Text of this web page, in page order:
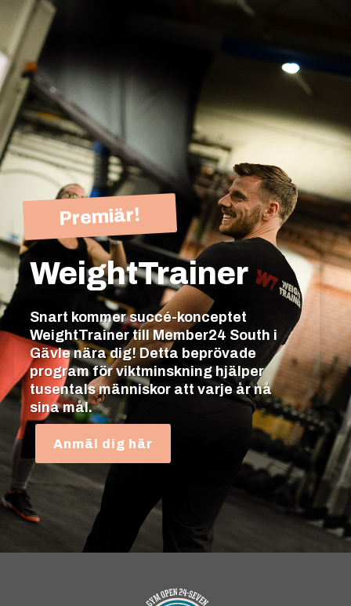
Premiär!
WeightTrainer
Snart kommer succé-konceptet
WeightTrainer till Member24 South i
Gävle nära dig! Detta beprövade
program för viktminskning hjälper
tusentals människor att varje år nå
sina mål.
Anmäl dig här